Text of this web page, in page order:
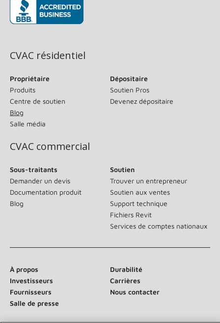
CVAC résidentiel
Propriétaire
Produits
Centre de soutien
Blog
Salle média
Dépositaire
Soutien Pros
Devenez dépositaire
CVAC commercial
Sous-traitants
Demander un devis
Documentation produit
Blog
Soutien
Trouver un entrepreneur
Soutien aux ventes
Support technique
Fichiers Revit
Services de comptes nationaux
À propos
Durabilité
Investisseurs
Carrières
Fournisseurs
Nous contacter
Salle de presse